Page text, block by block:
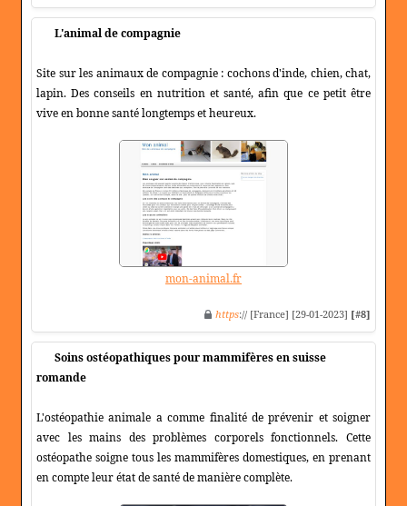
L'animal de compagnie
Site sur les animaux de compagnie : cochons d'inde, chien, chat,
lapin. Des conseils en nutrition et santé, afin que ce petit être
vive en bonne santé longtemps et heureux.
mon-animal.fr
https:// [France] [29-01-2023] [#8]
Soins ostéopathiques pour mammifères en suisse
romande
L'ostéopathie animale a comme finalité de prévenir et soigner
avec les mains des problèmes corporels fonctionnels. Cette
ostéopathe soigne tous les mammifères domestiques, en prenant
en compte leur état de santé de manière complète.